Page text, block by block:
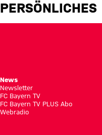
Benjamin Ballis
PERSÖNLICHES
News
Newsletter
FC Bayern TV
FC Bayern TV PLUS Abo
Webradio